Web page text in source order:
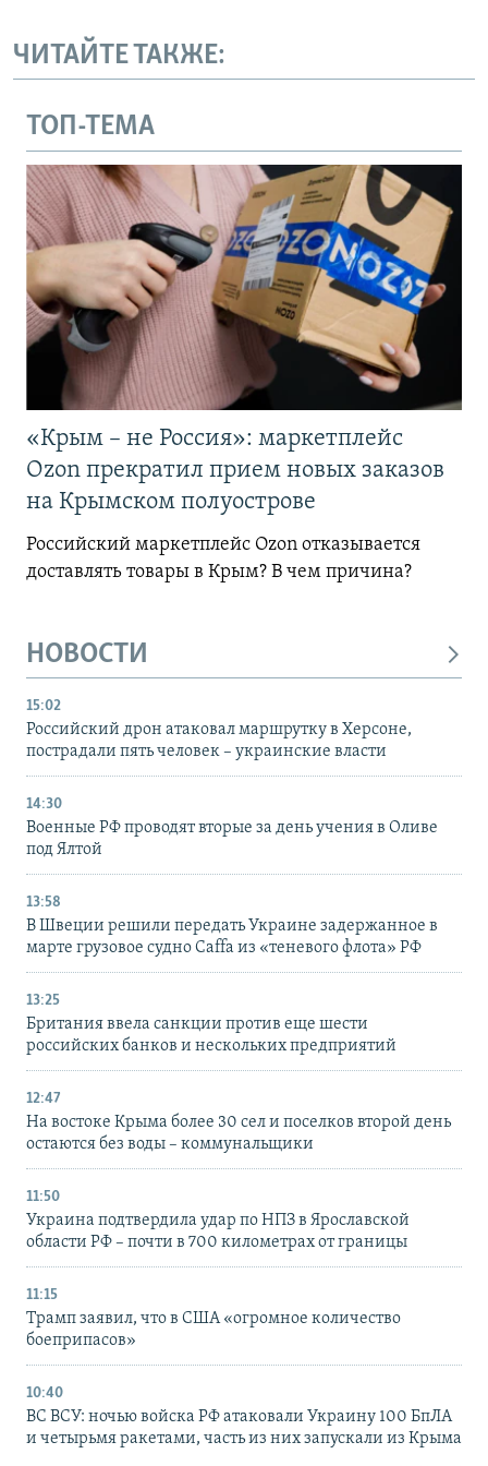
ЧИТАЙТЕ ТАКЖЕ:
ТОП-ТЕМА
«Крым – не Россия»: маркетплейс
Ozon прекратил прием новых заказов
на Крымском полуострове
Российский маркетплейс Ozon отказывается
доставлять товары в Крым? В чем причина?
НОВОСТИ
15:02
Российский дрон атаковал маршрутку в Херсоне,
пострадали пять человек – украинские власти
14:30
Военные РФ проводят вторые за день учения в Оливе
под Ялтой
13:58
В Швеции решили передать Украине задержанное в
марте грузовое судно Caffa из «теневого флота» РФ
13:25
Британия ввела санкции против еще шести
российских банков и нескольких предприятий
12:47
На востоке Крыма более 30 сел и поселков второй день
остаются без воды – коммунальщики
11:50
Украина подтвердила удар по НПЗ в Ярославской
области РФ – почти в 700 километрах от границы
11:15
Трамп заявил, что в США «огромное количество
боеприпасов»
10:40
ВС ВСУ: ночью войска РФ атаковали Украину 100 БпЛА
и четырьмя ракетами, часть из них запускали из Крыма